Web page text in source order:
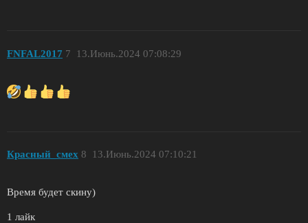
FNFAL2017 13.Июнь.2024 07:08:29
7
Красный_смех 13.Июнь.2024 07:10:21
8
Время будет скину)
1 лайк